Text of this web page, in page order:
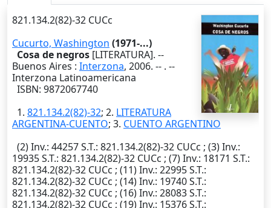
821.134.2(82)-32 CUCc
Cucurto, Washington (1971-...)
Cosa de negros [LITERATURA]. --
Buenos Aires : Interzona, 2006. -- . --
Interzona Latinoamericana
ISBN: 9872067740
1. 821.134.2(82)-32; 2. LITERATURA
ARGENTINA-CUENTO; 3. CUENTO ARGENTINO
(2)Inv.: 44257S.T.: 821.134.2(82)-32 CUCc ; (3)Inv.:
19935S.T.: 821.134.2(82)-32 CUCc ; (7)Inv.: 18171 S.T.:
821.134.2(82)-32 CUCc ; (11)Inv.: 22995S.T.:
821.134.2(82)-32 CUCc ; (14)Inv.: 19740S.T.:
821.134.2(82)-32 CUCc ; (16)Inv.: 28083S.T.:
821.134.2(82)-32 CUCc ; (19)Inv.: 15376S.T.: